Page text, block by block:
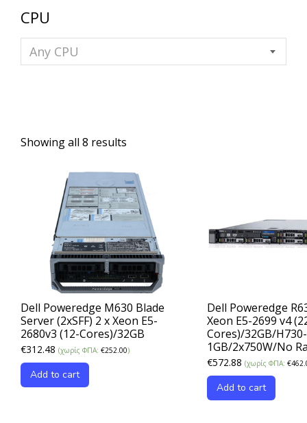
CPU
Any CPU
Showing all 8 results
Dell Poweredge M630 Blade
Server (2xSFF) 2 x Xeon E5-
2680v3 (12-Cores)/32GB
€312.48 (χωρίς ΦΠΑ: €252.00)
Add to cart
Dell Poweredge
Xeon E5-2699 v4
Cores)/32GB/H730-
1GB/2x750W/No
€572.88 (χωρίς ΦΠΑ: €
Add to cart